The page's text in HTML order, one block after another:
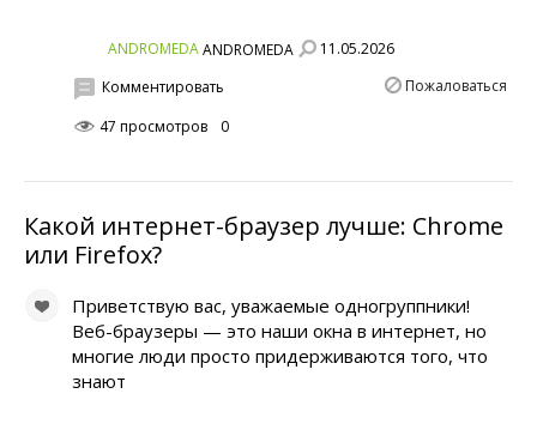
ANDROMEDAANDROMEDA
11.05.2026
Пожаловаться
Комментировать
47 просмотров
0
Какой интернет-браузер лучше: Chrome
или Firefox?
Приветствую вас, уважаемые одногруппники!
Веб-браузеры — это наши окна в интернет, но
многие люди просто придерживаются того, что
знают